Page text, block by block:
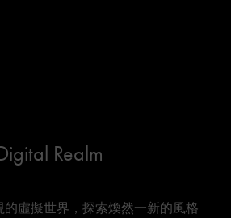
Realm
的虛擬世界，探索煥然一新的風格